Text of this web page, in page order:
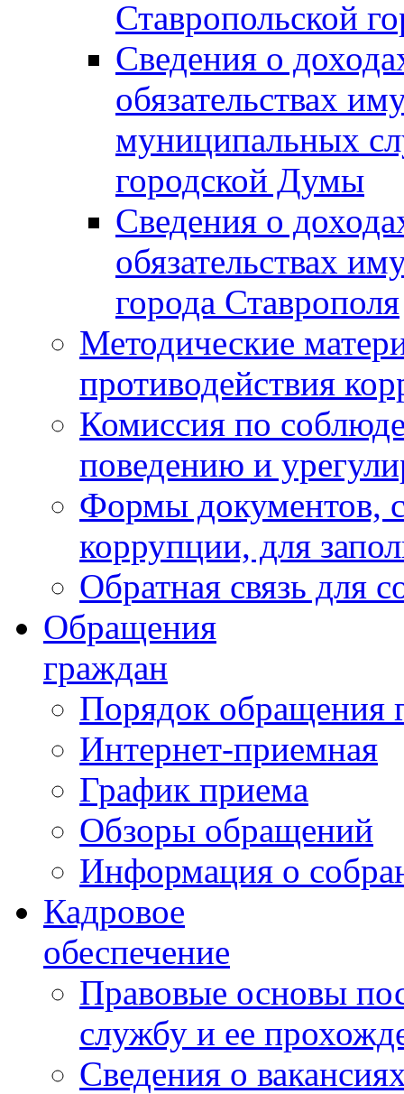
Ставропольской
Сведения о
обязательствах
муниципальных
городской Думы
Сведения о
обязательствах
города Ставрополя
Методические
противодействия
Комиссия по
поведению и
Формы документов,
коррупции, для
Обратная связь для
Обращения
граждан
Порядок обращения
Интернет-приемная
График приема
Обзоры обращений
Информация о
Кадровое
обеспечение
Правовые основы
службу и ее
Сведения о